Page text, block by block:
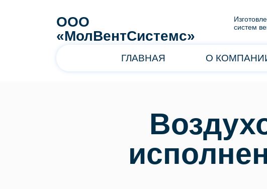
ООО
«МолВентСистемс»
систем
ГЛАВНАЯ О